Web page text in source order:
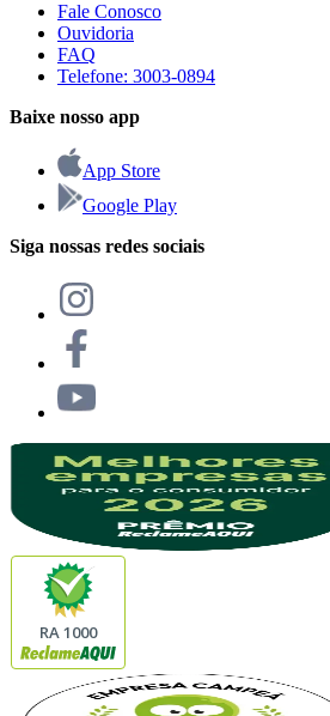
Fale Conosco
Ouvidoria
FAQ
Telefone: 3003-0894
Baixe nosso app
App Store
Google Play
Siga nossas redes sociais
RA 1000